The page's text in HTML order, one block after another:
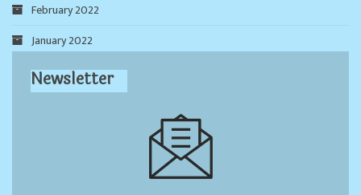
February 2022
January 2022
Newsletter